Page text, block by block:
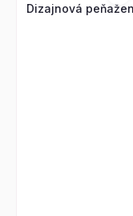
Dizajnová